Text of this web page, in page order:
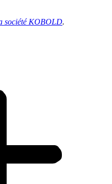
société KOBOLD.